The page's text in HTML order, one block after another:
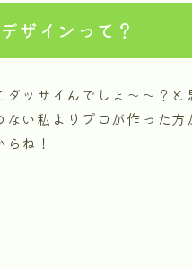
ザインって？
ダッサイんでしょ～～？と
ない私よりプロが作った方
ね！